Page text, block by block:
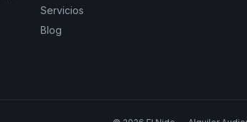
Servicios
Blog